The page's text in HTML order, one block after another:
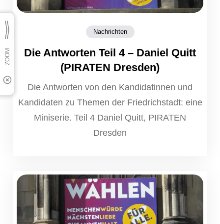
Nachrichten
Die Antworten Teil 4 – Daniel Quitt
(PIRATEN Dresden)
Die Antworten von den Kandidatinnen und
Kandidaten zu Themen der Friedrichstadt: eine
Miniserie. Teil 4 Daniel Quitt, PIRATEN
Dresden